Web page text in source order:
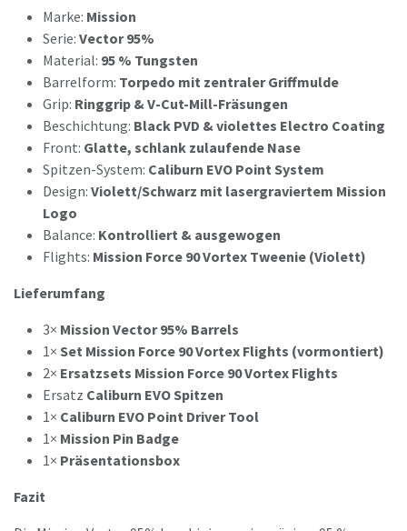
Marke: Mission
Serie: Vector 95%
Material: 95 % Tungsten
Barrelform: Torpedo mit zentraler Griffmulde
Grip: Ringgrip & V-Cut-Mill-Fräsungen
Beschichtung: Black PVD & violettes Electro Coating
Front: Glatte, schlank zulaufende Nase
Spitzen-System: Caliburn EVO Point System
Design: Violett/Schwarz mit lasergraviertem Mission
Logo
Balance: Kontrolliert & ausgewogen
Flights: Mission Force 90 Vortex Tweenie (Violett)
Lieferumfang
3× Mission Vector 95% Barrels
1× Set Mission Force 90 Vortex Flights (vormontiert)
2× Ersatzsets Mission Force 90 Vortex Flights
Ersatz Caliburn EVO Spitzen
1× Caliburn EVO Point Driver Tool
1× Mission Pin Badge
1× Präsentationsbox
Fazit